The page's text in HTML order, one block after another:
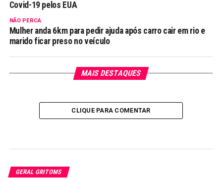
Covid-19 pelos EUA
NÃO PERCA
Mulher anda 6km para pedir ajuda após carro cair em rio e
marido ficar preso no veículo
MAIS DESTAQUES
CLIQUE PARA COMENTAR
GERAL GRITOMS